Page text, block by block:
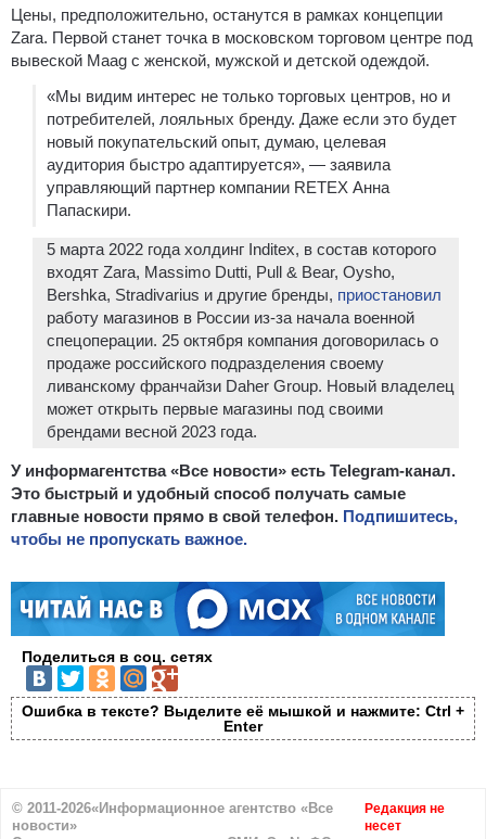
Цены, предположительно, останутся в рамках концепции
Zara. Первой станет точка в московском торговом центре под
вывеской Maag с женской, мужской и детской одеждой.
«Мы видим интерес не только торговых центров, но и
потребителей, лояльных бренду. Даже если это будет
новый покупательский опыт, думаю, целевая
аудитория быстро адаптируется», — заявила
управляющий партнер компании RETEX Анна
Папаскири.
5 марта 2022 года холдинг Inditex, в состав которого
входят Zara, Massimo Dutti, Pull & Bear, Oysho,
Bershka, Stradivarius и другие бренды, приостановил
работу магазинов в России из-за начала военной
спецоперации. 25 октября компания договорилась о
продаже российского подразделения своему
ливанскому франчайзи Daher Group. Новый владелец
может открыть первые магазины под своими
брендами весной 2023 года.
У информагентства «Все новости» есть Telegram-канал.
Это быстрый и удобный способ получать самые
главные новости прямо в свой телефон. Подпишитесь,
чтобы не пропускать важное.
Поделиться в соц. сетях
Ошибка в тексте? Выделите её мышкой и нажмите: Ctrl +
Enter
© 2011-2026«Информационное агентство «Все
новости»
Редакция не
несет